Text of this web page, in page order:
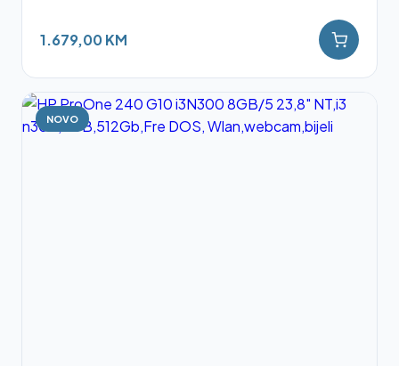
1.679,00 KM
NOVO